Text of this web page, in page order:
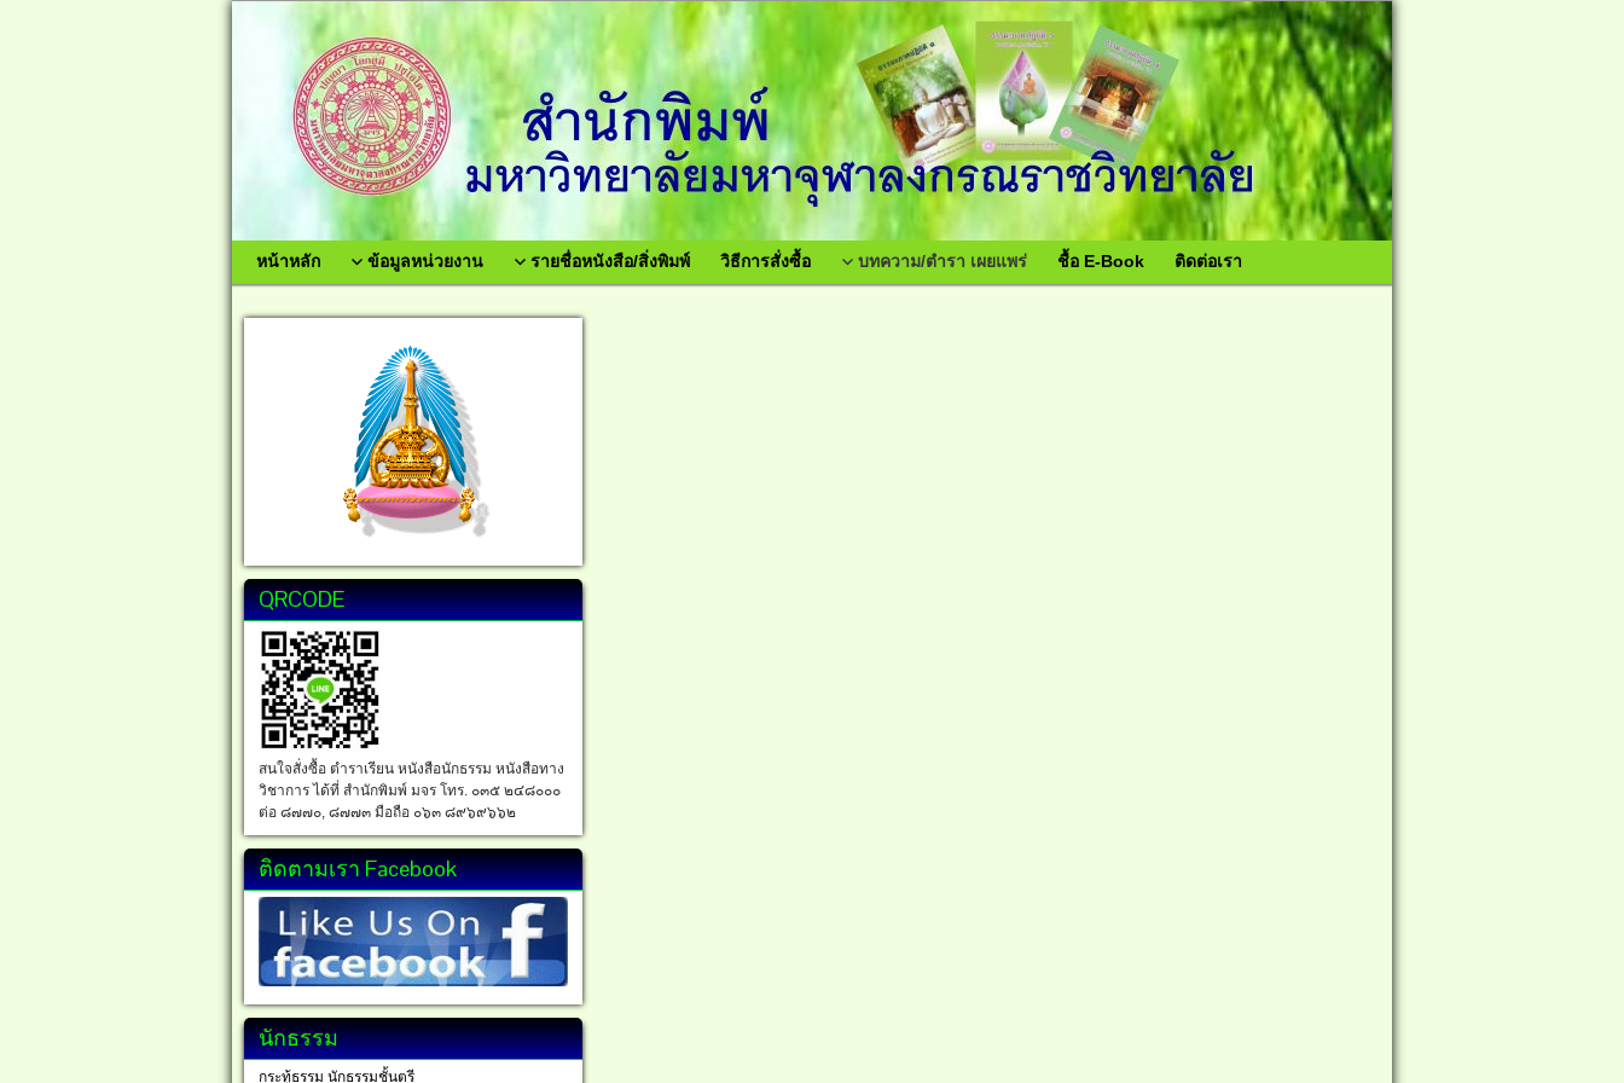
หน้าหลัก ข้อมูลหน่วยงาน รายชื่อหนังสือ/สิ่งพิมพ์ วิธีการสั่งซื้อ บทความ/ตำรา เผยแพร่ ชื้อ E-Book ติดต่อเรา
QRCODE
สนใจสั่งซื้อ ตำราเรียน หนังสือนักธรรม หนังสือทาง
วิชาการ ได้ที่ สำนักพิมพ์ มจร โทร. ๐๓๕ ๒๔๘๐๐๐
ต่อ ๘๗๗๐, ๘๗๗๓ มือถือ ๐๖๓ ๘๙๖๙๖๖๒
ติดตามเรา Facebook
นักธรรม
กระทู้ธรรม นักธรรมชั้นตรี